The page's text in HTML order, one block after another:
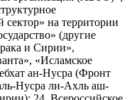
на территории
(другие
и Сирии»,
«Исламское
ан-Нусра (Фронт
Нусра ли-Ахль аш-